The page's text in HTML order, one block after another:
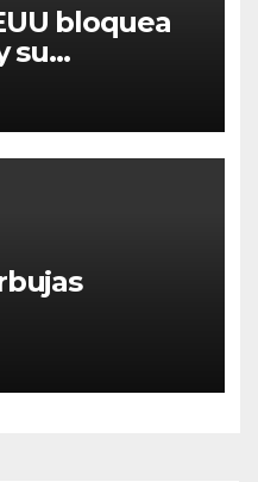
bloquea
su
peligra